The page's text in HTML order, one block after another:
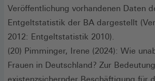
Veröffentlichung vorhandenen Daten
Entgeltstatistik der BA dargestellt
2012: Entgeltstatistik 2010).
(20) Pimminger, Irene (2024): Wie
Frauen in Deutschland? Zur Bedeutung